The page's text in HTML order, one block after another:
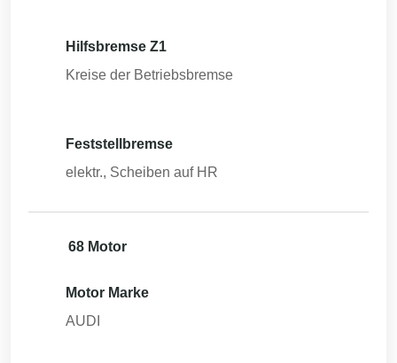
Hilfsbremse Z1
Kreise der Betriebsbremse
Feststellbremse
elektr., Scheiben auf HR
68 Motor
Motor Marke
AUDI